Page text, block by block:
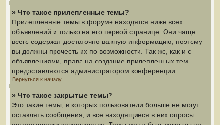
» Что такое прилепленные темы?
Прилепленные темы в форуме находятся ниже всех
объявлений и только на его первой странице. Они чаще
всего содержат достаточно важную информацию, поэтому
вы должны прочесть их по возможности. Так же, как и с
объявлениями, права на создание прилепленных тем
предоставляются администратором конференции.
Вернуться к началу
» Что такое закрытые темы?
Это такие темы, в которых пользователи больше не могут
оставлять сообщения, и все находящиеся в них опросы